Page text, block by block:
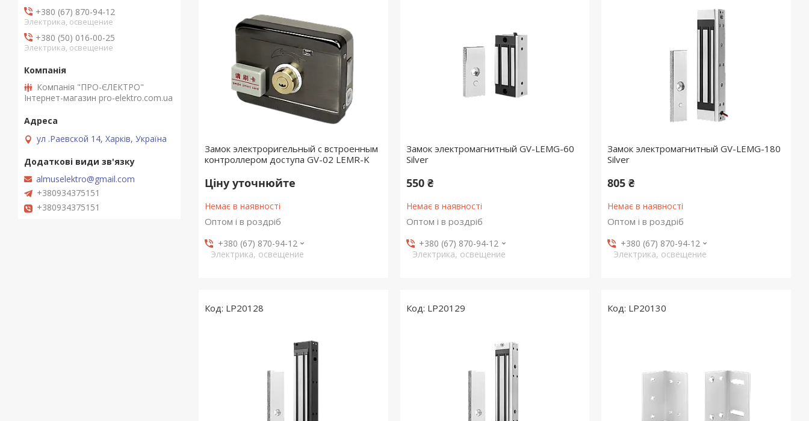
Замок электроригельный с встроенным
контроллером доступа GV-02 LEMR-K
Ціну уточнюйте
Немає в наявності
Оптом і в роздріб
+380 (67) 870-94-12
Электрика, освещение
Замок электромагнитный GV-LEMG-60
Silver
550 ₴
Немає в наявності
Оптом і в роздріб
+380 (67) 870-94-12
Электрика, освещение
Замок электромагнитный GV-LEMG-180
Silver
805 ₴
Немає в наявності
Оптом і в роздріб
+380 (67) 870-94-12
Электрика, освещение
LP20128 LP20129 LP20130
+380 (67) 870-94-12
Электрика, освещение
+380 (50) 016-00-25
Электрика, освещение
Компанія "ПРО-ЄЛЕКТРО"
Інтернет-магазин pro-elektro.com.ua
ул .Раевской 14, Харків, Україна
almuselektro@gmail.com
+380934375151
+380934375151